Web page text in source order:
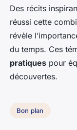
Des récits
réussi cette
révèle
du temps. Ces
pratiques pour
découvertes.
Bon plan